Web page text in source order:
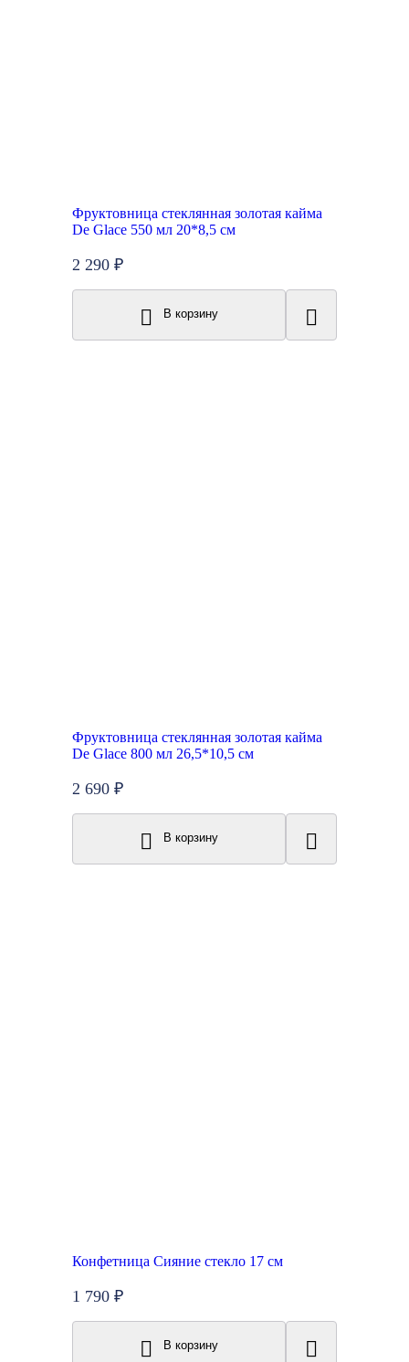
Фруктовница стеклянная золотая кайма
De Glace 550 мл 20*8,5 см
2 290 ₽
В корзину
Фруктовница стеклянная золотая кайма
De Glace 800 мл 26,5*10,5 см
2 690 ₽
В корзину
Конфетница Сияние стекло 17 см
1 790 ₽
В корзину